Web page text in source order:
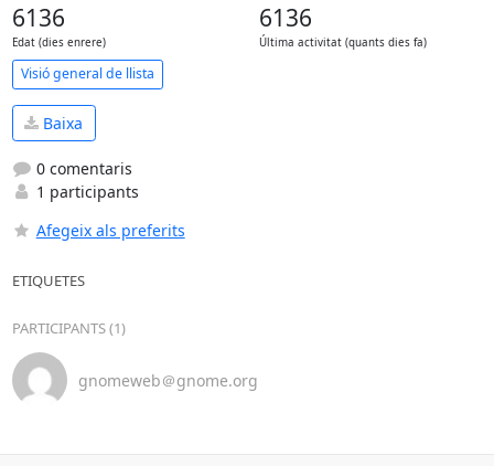
6136
Edat (dies enrere)
6136
Última activitat (quants dies fa)
Visió general de llista
Baixa
0 comentaris
1 participants
Afegeix als preferits
ETIQUETES
PARTICIPANTS (1)
gnomeweb＠gnome.org